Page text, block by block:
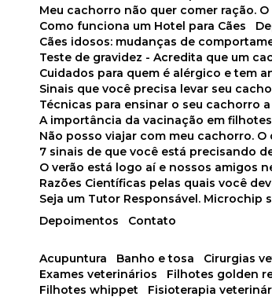
Depoimentos
Meu cachorro não quer comer ração.
Como funciona um Hotel para Cães
Cães idosos: mudanças de
Teste de gravidez - Acredita que um
Cuidados para quem é alérgico e tem
Sinais que você precisa levar seu
Técnicas para ensinar o seu cachorro
A importância da vacinação em filhotes
Não posso viajar com meu cachorro.
7 sinais de que você está precisando
O verão está logo aí e nossos amigos
Razões Científicas pelas quais você
Seja um Tutor Responsável. Microchip
Contato
acupuntura banho e tosa cirurgias
exames veterinários
filhotes golden
filhotes whippet
fisioterapia